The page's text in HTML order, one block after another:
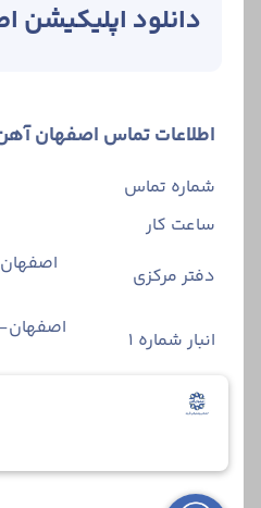
دانلود اپلیکیشن
اطلاعات تماس اصفهان
شماره تماس
ساعت کار
دفتر مرکزی
انبار شماره 1
ایمیل